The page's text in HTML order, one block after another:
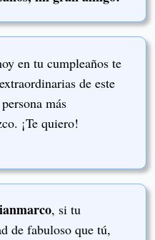
en tu cumpleaños te
de este
más
¡Te quiero!
, si tu
de fabuloso que tú,